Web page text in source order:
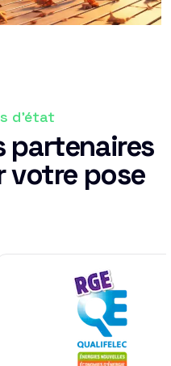
d'état
partenaires
votre pose